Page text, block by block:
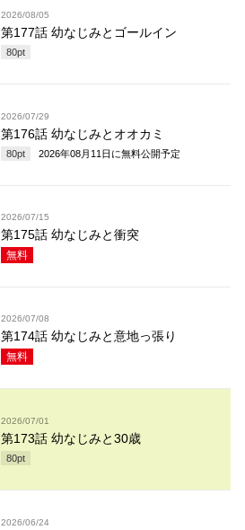
2026/08/05
第177話 幼なじみとゴールイン
80pt
2026/07/29
第176話 幼なじみとオオカミ
80pt 2026年08月11日 に無料公開予定
2026/07/15
第175話 幼なじみと衝突
無料
2026/07/08
第174話 幼なじみと意地っ張り
無料
2026/07/01
第173話 幼なじみと30歳
80pt
2026/06/24